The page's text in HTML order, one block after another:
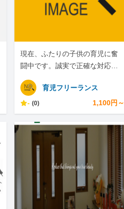
現在、ふたりの子供の育児に奮
闘中です。誠実で正確な対応、
育児フリーランス
- (0) 1,100円～